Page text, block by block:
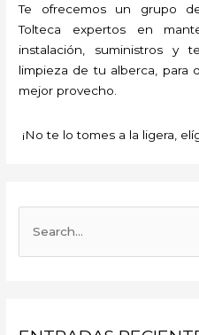
Te ofrecemos un grupo
Tolteca expertos en
instalación, suministros y
limpieza de tu alberca, para
mejor provecho.
¡No te lo tomes a la ligera,